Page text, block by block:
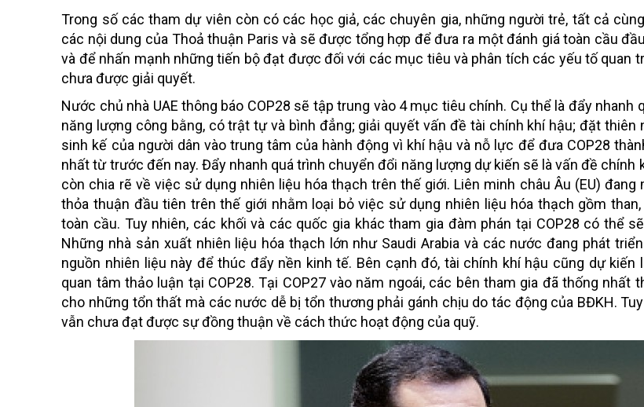
Trong số các tham dự viên còn có các học giả, các chuyên gia, những người trẻ, tất cả
các nội dung của Thoả thuận Paris và sẽ được tổng hợp để đưa ra một đánh giá toàn cầu
và để nhấn mạnh những tiến bộ đạt được đối với các mục tiêu và phân tích các yếu tố quan
chưa được giải quyết.
Nước chủ nhà UAE thông báo COP28 sẽ tập trung vào 4 mục tiêu chính. Cụ thể là đẩy nhanh
năng lượng công bằng, có trật tự và bình đẳng; giải quyết vấn đề tài chính khí hậu; đặt thiên
sinh kế của người dân vào trung tâm của hành động vì khí hậu và nỗ lực để đưa COP28
nhất từ trước đến nay. Đẩy nhanh quá trình chuyển đổi năng lượng dự kiến sẽ là vấn đề chính
còn chia rẽ về việc sử dụng nhiên liệu hóa thạch trên thế giới. Liên minh châu Âu (EU)
thỏa thuận đầu tiên trên thế giới nhằm loại bỏ việc sử dụng nhiên liệu hóa thạch gồm
toàn cầu. Tuy nhiên, các khối và các quốc gia khác tham gia đàm phán tại COP28 có thể
Những nhà sản xuất nhiên liệu hóa thạch lớn như Saudi Arabia và các nước đang phát
nguồn nhiên liệu này để thúc đẩy nền kinh tế. Bên cạnh đó, tài chính khí hậu cũng dự kiến
quan tâm thảo luận tại COP28. Tại COP27 vào năm ngoái, các bên tham gia đã thống nhất
cho những tổn thất mà các nước dễ bị tổn thương phải gánh chịu do tác động của BĐKH.
vẫn chưa đạt được sự đồng thuận về cách thức hoạt động của quỹ.